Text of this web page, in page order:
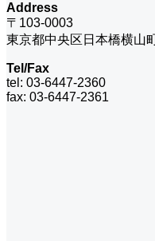
Address
〒103-0003
東京都中央区日本橋横山
Tel/Fax
tel: 03-6447-2360
fax: 03-6447-2361